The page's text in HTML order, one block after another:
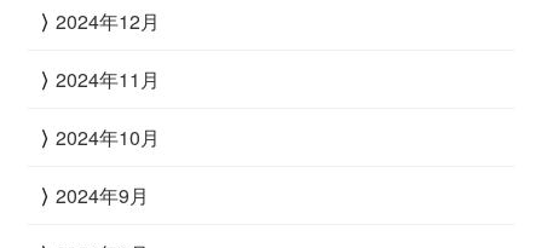
2024年12月
2024年11月
2024年10月
2024年9月